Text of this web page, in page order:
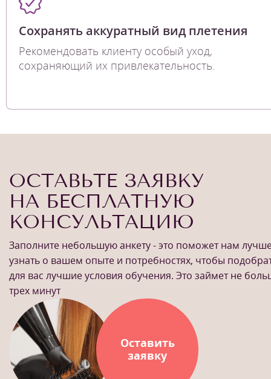
Сохранять аккуратный вид плетения
Рекомендовать клиенту особый уход,
сохраняющий их привлекательность.
ОСТАВЬТЕ ЗАЯВКУ
НА БЕСПЛАТНУЮ
КОНСУЛЬТАЦИЮ
Заполните небольшую анкету - это поможет нам
узнать о вашем опыте и потребностях, чтобы
для вас лучшие условия обучения. Это займет не
трех минут
Оставить
заявку